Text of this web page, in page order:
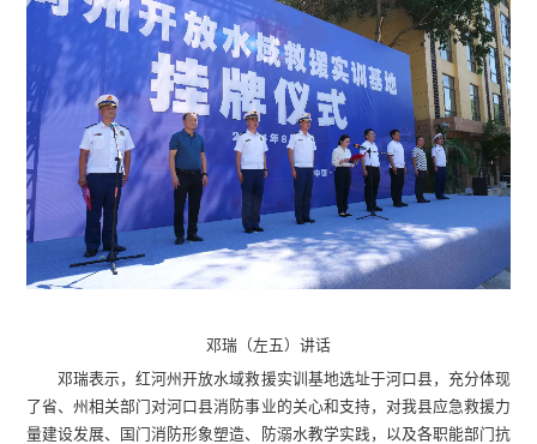
邓瑞（左五）讲话
邓瑞表示，红河州开放水域救援实训基地选址于河口县，充分体现
了省、州相关部门对河口县消防事业的关心和支持，对我县应急救援力
量建设发展、国门消防形象塑造、防溺水教学实践，以及各职能部门抗